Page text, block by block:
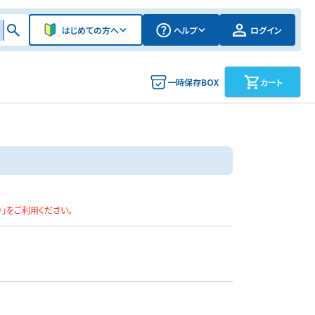
はじめての方へ ヘルプ ログイン
一時保存BOX カート
」をご利用ください。